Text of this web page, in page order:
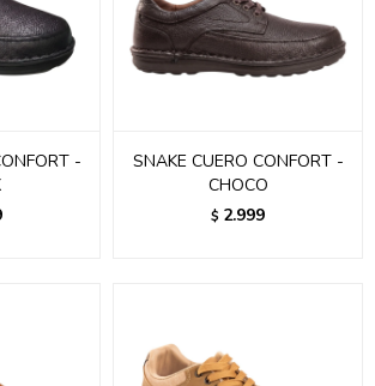
-
SNAKE CUERO CONFORT -
CHOCO
$ 2.999